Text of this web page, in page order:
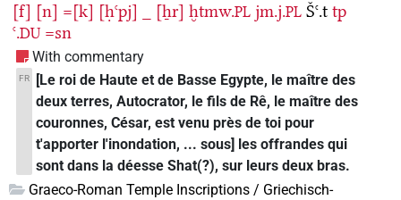
[f] [n] =[k] [ḥꜥpj] [ẖr] ḫtmw.PL jm.j.PL Šꜥ.t tp
ꜥ.DU =sn
With commentary
FR
[Le roi de Haute et de Basse Egypte, le maître des
deux terres, Autocrator, le fils de Rê, le maître des
couronnes, César, est venu près de toi pour
t'apporter l'inondation, ... sous] les offrandes qui
sont dans la déesse Shat(?), sur leurs deux bras.
Graeco-Roman Temple Inscriptions / Griechisch-